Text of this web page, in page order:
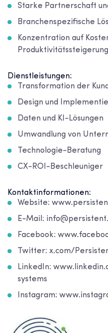
Starke Partnerschaft
Branchenspezifische
Konzentration auf
Produktivitätssteigerung
Dienstleistungen:
Transformation der
Design und
Daten und KI-Lösungen
Umwandlung von
Technologie-Beratung
CX-ROI-Beschleuniger
Kontaktinformationen:
Website:
E-Mail:
Facebook:
Twitter: x.com/
LinkedIn:
systems
Instagram: